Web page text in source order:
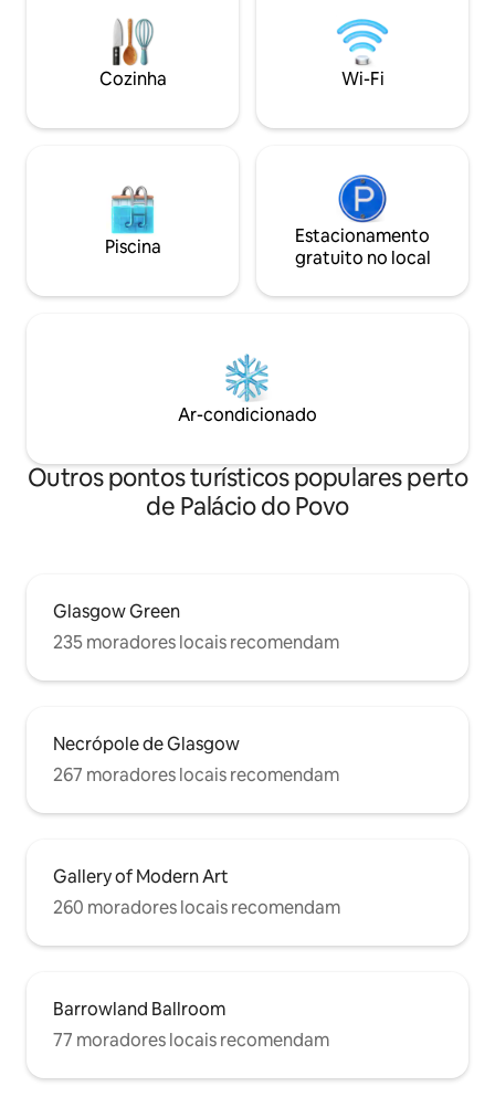
algodão, colchão natural, cortinas
pesadas. Banheiro cheio de plantas,
banheira de pé livre, chuveiro com box.
Wi-Fi rápido. TV de 50 polegadas. Música
entrada segura e
estacionamento
Cozinha Wi-Fi
Piscina
Estacionamento
gratuito no local
Ar-condicionado
Outros pontos turísticos populares perto
de Palácio do Povo
Glasgow Green
235 moradores locais recomendam
Necrópole de Glasgow
267 moradores locais recomendam
Gallery of Modern Art
260 moradores locais recomendam
Barrowland Ballroom
77 moradores locais recomendam